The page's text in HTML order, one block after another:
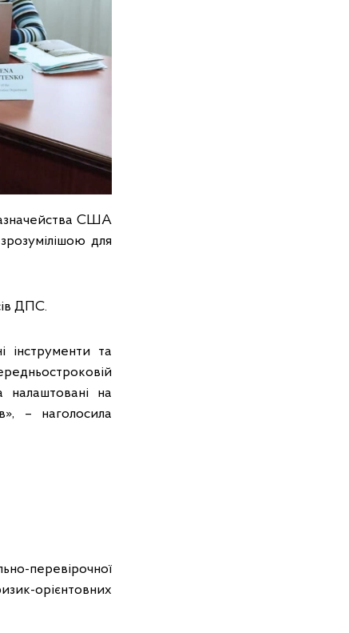
США
для
ДПС.
та
налаштовані на
– наголосила
перевірочної
орієнтовних